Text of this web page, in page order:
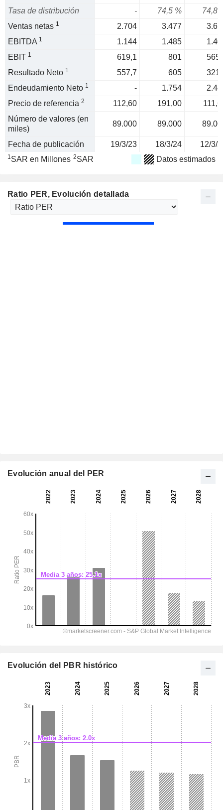
Tasa de distribución
- 74,5 %
74,8
Ventas netas 1 2.704 3.477
EBITDA 1 1.144 1.485
EBIT 1 619,1 801
Resultado Neto 1 557,7 605
Endeudamiento Neto 1 - 1.754
Precio de referencia 2 112,60 191,00
Número de valores (en
miles)
89.000 89.000
Fecha de publicación 19/3/23 18/3/24 12/3/
1SAR en Millones 2SAR Datos estimados
Ratio PER, Evolución detallada
Evolución anual del PER
Evolución del PBR histórico